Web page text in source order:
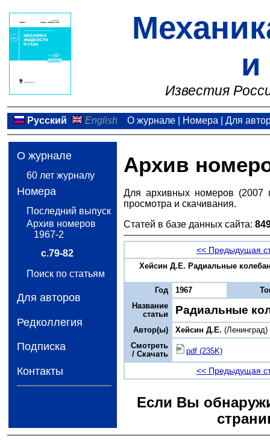
и
Известия
Русский English О журнале| Номера Для
О журнале
60 лет журналу
Номера
Последний выпуск
Архив номеров
1967-2
с.79-82
Поиск по статьям
Для авторов
Редколлегия
Подписка
Контакты
Архив
Для архивных номеров (2007
просмотра и скачивания.
Статей в базе данных сайта:
<< Предыдущая
Хейсин Д.Е. Радиальные
Год 1967
Название
статьи
Радиальные
Автор(ы) Хейсин Д.Е. (Ленинград)
Смотреть
/ Скачать
pdf (235K)
<< Предыдущая
Если Вы